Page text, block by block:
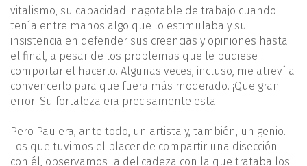
vitalismo, su capacidad inagotable de trabajo cuando
tenía entre manos algo que lo estimulaba y su
insistencia en defender sus creencias y opiniones hasta
el final, a pesar de los problemas que le pudiese
comportar el hacerlo. Algunas veces, incluso, me atreví a
convencerlo para que fuera más moderado. ¡Que gran
error! Su fortaleza era precisamente esta.
Pero Pau era, ante todo, un artista y, también, un genio.
Los que tuvimos el placer de compartir una disección
con él, observamos la delicadeza con la que trataba los